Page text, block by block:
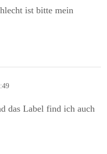
ist bitte mein
das Label find ich auch